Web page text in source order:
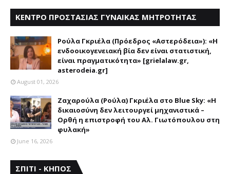
ΚΕΝΤΡΟ ΠΡΟΣΤΑΣΙΑΣ ΓΥΝΑΙΚΑΣ ΜΗΤΡΟΤΗΤΑΣ
Ρούλα Γκριέλα (Πρόεδρος «Αστερόδεια»): «Η
ενδοοικογενειακή βία δεν είναι στατιστική,
είναι πραγματικότητα» [grielalaw.gr,
asterodeia.gr]
August 01, 2026
Ζαχαρούλα (Ρούλα) Γκριέλα στο Blue Sky: «Η
δικαιοσύνη δεν λειτουργεί μηχανιστικά –
Ορθή η επιστροφή του Αλ. Γιωτόπουλου στη
φυλακή»
June 16, 2026
ΣΠΙΤΙ - ΚΗΠΟΣ